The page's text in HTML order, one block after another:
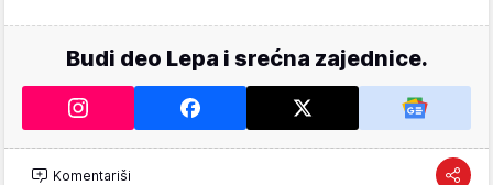
Budi deo Lepa i srećna zajednice.
Komentariši